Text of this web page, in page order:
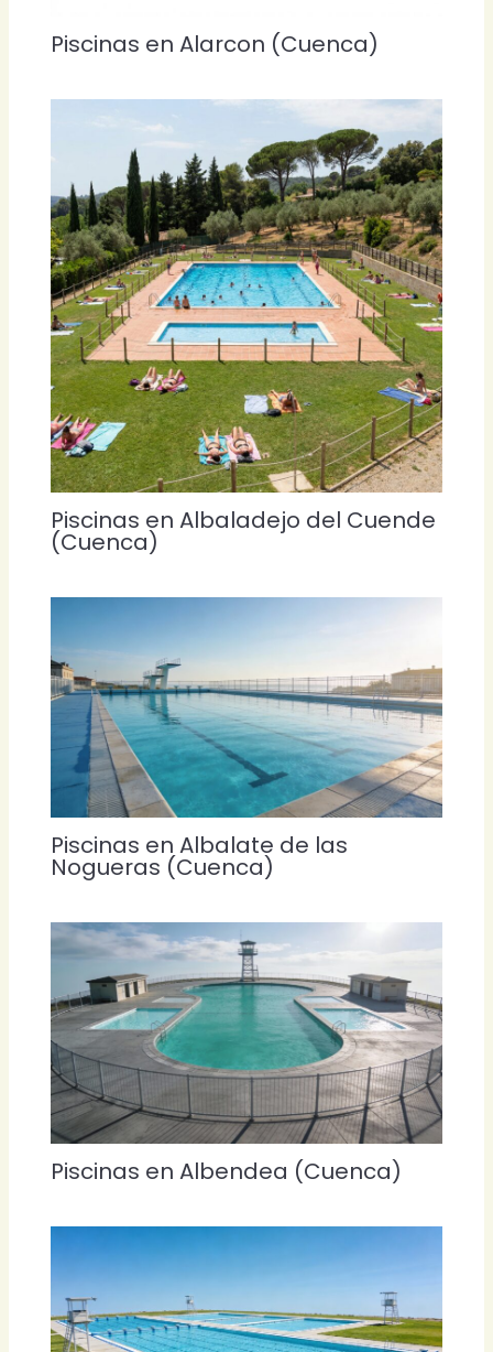
Piscinas en Alarcon (Cuenca)
Piscinas en Albaladejo del Cuende
(Cuenca)
Piscinas en Albalate de las
Nogueras (Cuenca)
Piscinas en Albendea (Cuenca)